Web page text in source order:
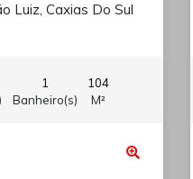
Luiz, Caxias Do Sul
1
Banheiro(s)
104
M²